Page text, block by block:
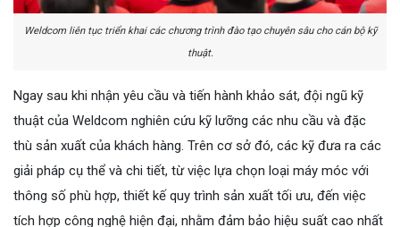
Weldcom liên tục triển khai các chương trình đào tạo chuyên sâu cho cán bộ kỹ
thuật.
Ngay sau khi nhận yêu cầu và tiến hành khảo sát, đội ngũ kỹ
thuật của Weldcom nghiên cứu kỹ lưỡng các nhu cầu và đặc
thù sản xuất của khách hàng. Trên cơ sở đó, các kỹ đưa ra các
giải pháp cụ thể và chi tiết, từ việc lựa chọn loại máy móc với
thông số phù hợp, thiết kế quy trình sản xuất tối ưu, đến việc
tích hợp công nghệ hiện đại, nhằm đảm bảo hiệu suất cao nhất